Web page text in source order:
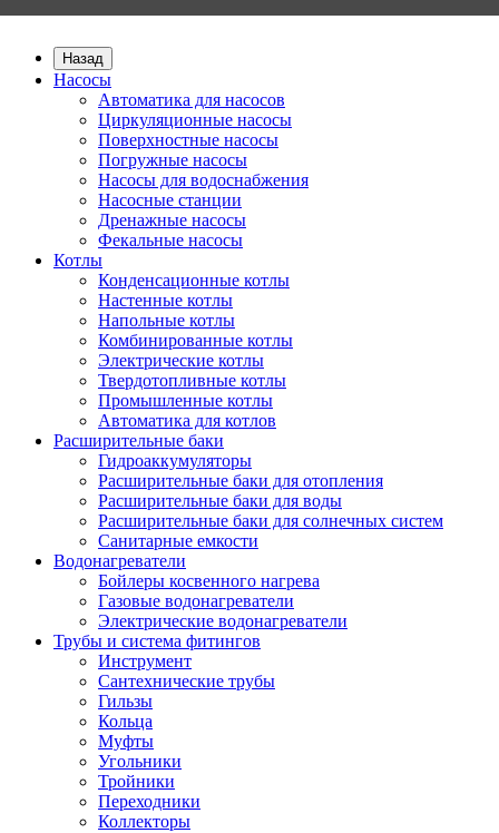
Назад
Насосы
Автоматика для насосов
Циркуляционные насосы
Поверхностные насосы
Погружные насосы
Насосы для водоснабжения
Насосные станции
Дренажные насосы
Фекальные насосы
Котлы
Конденсационные котлы
Настенные котлы
Напольные котлы
Комбинированные котлы
Электрические котлы
Твердотопливные котлы
Промышленные котлы
Автоматика для котлов
Расширительные баки
Гидроаккумуляторы
Расширительные баки для отопления
Расширительные баки для воды
Расширительные баки для солнечных систем
Санитарные емкости
Водонагреватели
Бойлеры косвенного нагрева
Газовые водонагреватели
Электрические водонагреватели
Трубы и система фитингов
Инструмент
Сантехнические трубы
Гильзы
Кольца
Муфты
Угольники
Тройники
Переходники
Коллекторы